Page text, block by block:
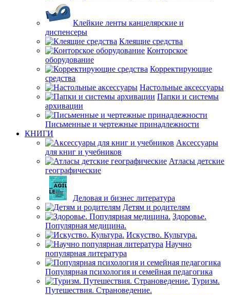
Клейкие ленты канцелярские и
диспенсеры
Клеящие средства
Конторское
оборудование
Корректирующие
средства
Настольные аксессуары
Папки и системы
архивации
Письменные и чертежные принадлежности
КНИГИ
Аксессуары
для книг и учебников
Атласы детские
географические
Деловая и бизнес литература
Детям и родителям
Здоровье.
Популярная медицина.
Искуство. Культура.
Научно
популярная литература
Популярная психология и семейная педагогика
Туризм.
Путешествия. Страноведение.